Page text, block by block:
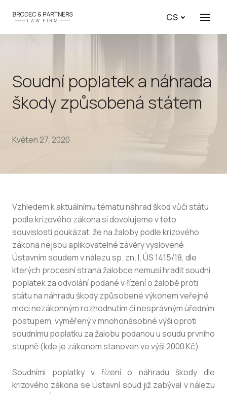
Menu
CS
Soudní poplatek a náhrada
škody způsobená státem
Květen 27, 2020
Vzhledem k aktuálnímu tématu náhrad škod vůči státu
podle krizového zákona si dovolujeme v této
souvislosti poukázat, že na žaloby podle krizového
zákona nejsou aplikovatelné závěry vyslovené
Ústavním soudem v nálezu sp. zn. I. ÚS 1415/18, dle
kterých procesní strana žalobce nemusí hradit soudní
poplatek za odvolání podané v řízení o žalobě proti
státu na náhradu škody způsobené výkonem veřejné
moci nezákonným rozhodnutím či nesprávným úředním
postupem, vyměřený v mnohonásobné výši oproti
soudnímu poplatku za žalobu podanou u soudu prvního
stupně (kde je zákonem stanoven ve výši 2000 Kč).
Soudními poplatky v řízení o náhradu škody dle
krizového zákona se Ústavní soud již zabýval v nálezu